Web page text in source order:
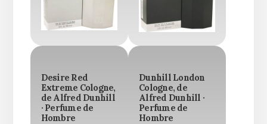
Desire Red
Extreme Cologne,
de Alfred Dunhill
· Perfume de
Hombre
Dunhill London
Cologne, de
Alfred Dunhill ·
Perfume de
Hombre